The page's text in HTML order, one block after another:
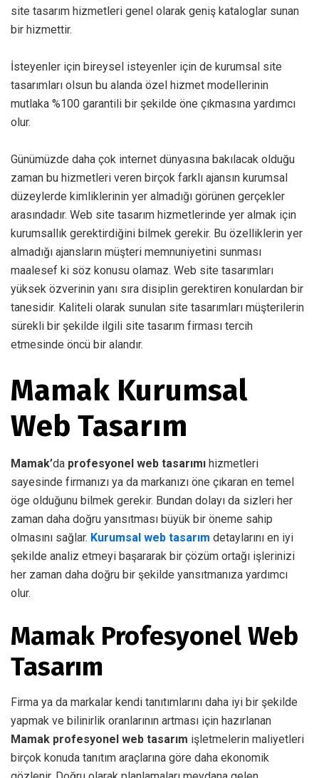
site tasarım hizmetleri genel olarak geniş kataloglar sunan
bir hizmettir.
İsteyenler için bireysel isteyenler için de kurumsal site
tasarımları olsun bu alanda özel hizmet modellerinin
mutlaka %100 garantili bir şekilde öne çıkmasına yardımcı
olur.
Günümüzde daha çok internet dünyasına bakılacak olduğu
zaman bu hizmetleri veren birçok farklı ajansın kurumsal
düzeylerde kimliklerinin yer almadığı görünen gerçekler
arasındadır. Web site tasarım hizmetlerinde yer almak için
kurumsallık gerektirdiğini bilmek gerekir. Bu özelliklerin yer
almadığı ajansların müşteri memnuniyetini sunması
maalesef ki söz konusu olamaz. Web site tasarımları
yüksek özverinin yanı sıra disiplin gerektiren konulardan bir
tanesidir. Kaliteli olarak sunulan site tasarımları müşterilerin
sürekli bir şekilde ilgili site tasarım firması tercih
etmesinde öncü bir alandır.
Mamak Kurumsal
Web Tasarım
Mamak’da profesyonel web tasarımı hizmetleri
sayesinde firmanızı ya da markanızı öne çıkaran en temel
öge olduğunu bilmek gerekir. Bundan dolayı da sizleri her
zaman daha doğru yansıtması büyük bir öneme sahip
olmasını sağlar. Kurumsal web tasarım detaylarını en iyi
şekilde analiz etmeyi başararak bir çözüm ortağı işlerinizi
her zaman daha doğru bir şekilde yansıtmanıza yardımcı
olur.
Mamak Profesyonel Web
Tasarım
Firma ya da markalar kendi tanıtımlarını daha iyi bir şekilde
yapmak ve bilinirlik oranlarının artması için hazırlanan
Mamak profesyonel web tasarım işletmelerin maliyetleri
birçok konuda tanıtım araçlarına göre daha ekonomik